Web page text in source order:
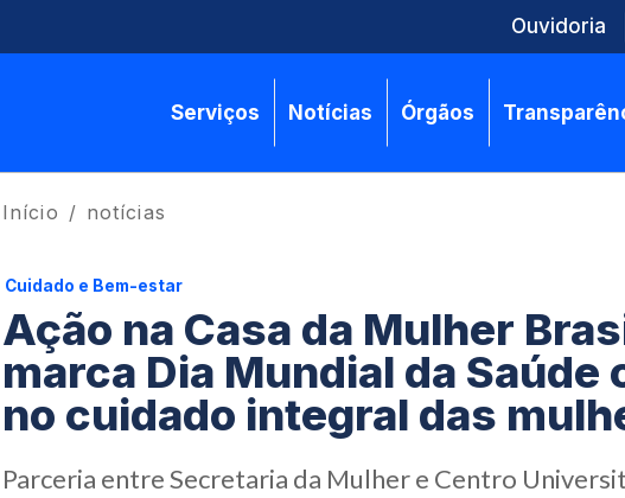
Ouvidoria
Serviços Notícias Órgãos
Início notícias
Cuidado e Bem-estar
Ação na Casa da Mulher
marca Dia Mundial da Saúde
no cuidado integral das
Parceria entre Secretaria da Mulher e Centro